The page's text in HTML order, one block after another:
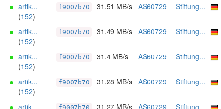
artik...
(152)
f9007b70 31.51 MB/s AS60729 Stiftung...
artik...
(152)
f9007b70 31.49 MB/s AS60729 Stiftung...
artik...
(152)
f9007b70 31.4 MB/s AS60729 Stiftung...
artik...
(152)
f9007b70 31.28 MB/s AS60729 Stiftung...
artik... f9007b70 31.27 MB/s AS60729 Stiftung...